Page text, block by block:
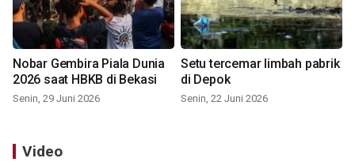
Nobar Gembira Piala Dunia
2026 saat HBKB di Bekasi
Senin, 29 Juni 2026
Setu tercemar limbah pabrik
di Depok
Senin, 22 Juni 2026
Video